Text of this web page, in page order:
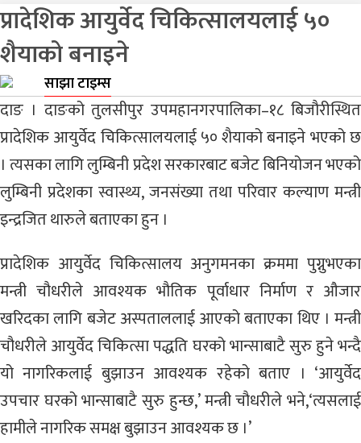
प्रादेशिक आयुर्वेद चिकित्सालयलाई ५०
शैयाको बनाइने
साझा टाइम्स
दाङ । दाङको तुलसीपुर उपमहानगरपालिका–१८ बिजौरीस्थित
प्रादेशिक आयुर्वेद चिकित्सालयलाई ५० शैयाको बनाइने भएको छ
। त्यसका लागि लुम्बिनी प्रदेश सरकारबाट बजेट बिनियोजन भएको
लुम्बिनी प्रदेशका स्वास्थ्य, जनसंख्या तथा परिवार कल्याण मन्त्री
इन्द्रजित थारुले बताएका हुन ।
प्रादेशिक आयुर्वेद चिकित्सालय अनुगमनका क्रममा पुग्नुभएका
मन्त्री चौधरीले आवश्यक भौतिक पूर्वाधार निर्माण र औजार
खरिदका लागि बजेट अस्पताललाई आएको बताएका थिए । मन्त्री
चौधरीले आयुर्वेद चिकित्सा पद्धति घरको भान्साबाटै सुरु हुने भन्दै
यो नागरिकलाई बुझाउन आवश्यक रहेको बताए । ‘आयुर्वेद
उपचार घरको भान्साबाटै सुरु हुन्छ,’ मन्त्री चौधरीले भने,‘त्यसलाई
हामीले नागरिक समक्ष बुझाउन आवश्यक छ ।’